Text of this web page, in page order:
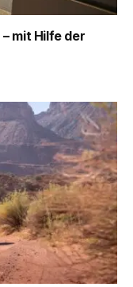
mit Hilfe der